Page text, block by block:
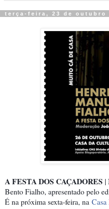
terça-feira, 23 de outubro
A FESTA DOS CAÇADORES |
Bento Fialho, apresentado pelo
É na próxima sexta-feira, na